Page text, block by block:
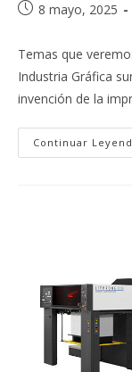
Publicación
la
entrada:
8 mayo, 2025
Temas que
Industria Gráfica
invención de la
Continuar